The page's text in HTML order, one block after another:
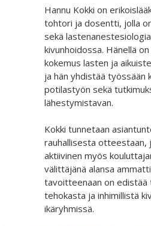
Hannu Kokki on
tohtori ja dosentti, jolla
sekä
kivunhoidossa. Hänellä
kokemus lasten ja
ja hän yhdistää työssään
potilastyön sekä
lähestymistavan.
Kokki tunnetaan
rauhallisesta otteestaan,
aktiivinen myös
välittäjänä alansa
tavoitteenaan on edistää
tehokasta ja inhimillistä
ikäryhmissä.